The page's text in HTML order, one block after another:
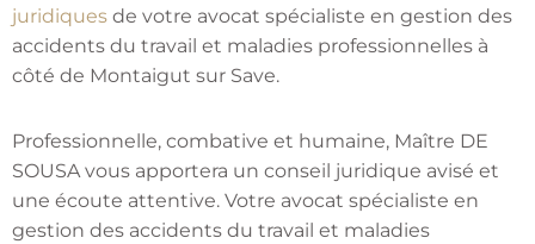
juridiques de votre avocat spécialiste en gestion des
accidents du travail et maladies professionnelles à
côté de Montaigut sur Save.
Professionnelle, combative et humaine, Maître DE
SOUSA vous apportera un conseil juridique avisé et
une écoute attentive. Votre avocat spécialiste en
gestion des accidents du travail et maladies